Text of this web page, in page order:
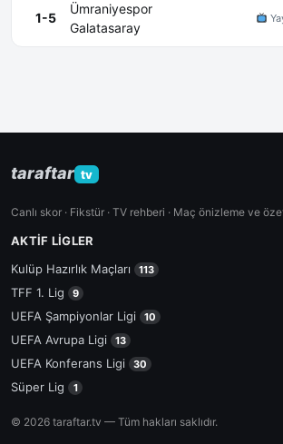
1-5
Ümraniyespor
Galatasaray
taraftar tv
Canlı skor · Fikstür · TV rehberi · Maç önizleme ve
AKTIF LIGLER
Kulüp Hazırlık Maçları
113
TFF 1. Lig 9
UEFA Şampiyonlar Ligi 10
UEFA Avrupa Ligi 13
UEFA Konferans Ligi 30
Süper Lig 1
© 2026 taraftar.tv — Tüm hakları saklıdır.